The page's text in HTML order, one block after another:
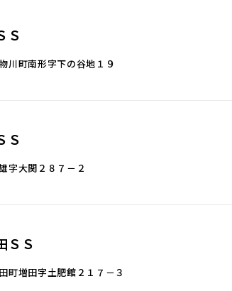
Ｓ
川町南形字下の谷地１９
Ｓ
字大関２８７－２
ＳＳ
町増田字土肥館２１７－３